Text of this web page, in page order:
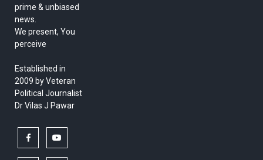
prime & unbiased
news.
We present, You
perceive
Established in
2009 by Veteran
Political Journalist
Dr Vilas J Pawar
facebook